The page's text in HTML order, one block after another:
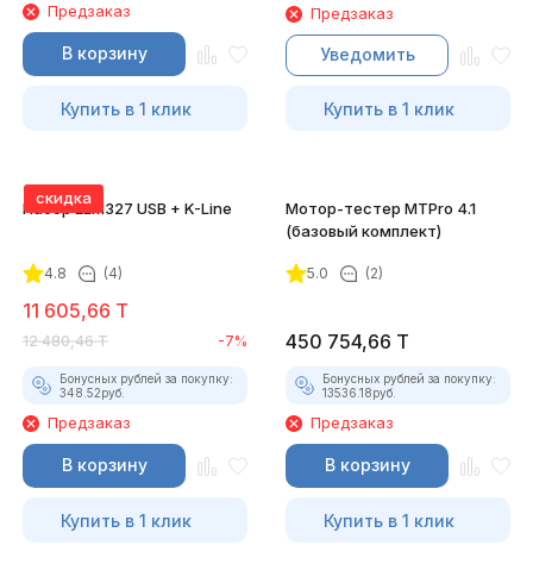
Предзаказ
В корзину
Купить в 1 клик
Предзаказ
Уведомить
Купить в 1 клик
скидка
Набор ELM327 USB + K-Line
4.8 (4)
11 605,66 T
12 480,46 T -7%
Бонусных рублей за покупку:
348.52руб.
Предзаказ
В корзину
Купить в 1 клик
Мотор-тестер MTPro 4.1
(базовый комплект)
5.0 (2)
450 754,66 T
Бонусных рублей за покупку:
13536.18руб.
Предзаказ
В корзину
Купить в 1 клик